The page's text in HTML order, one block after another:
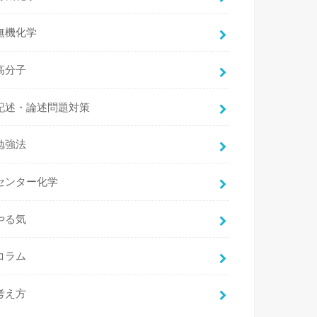
機化学
分子
述・論述問題対策
強法
ンター化学
る気
ラム
え方